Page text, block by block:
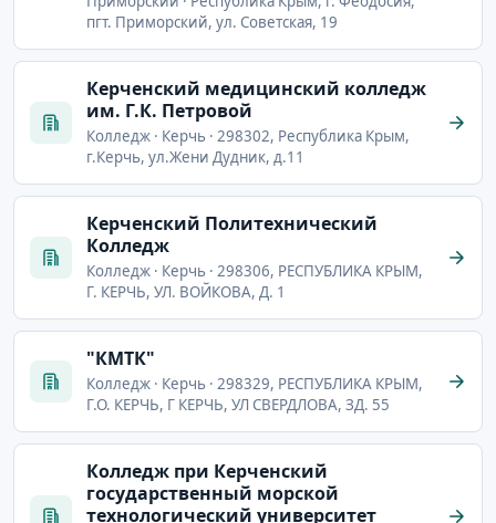
пгт. Приморский, ул. Советская, 19
Керченский медицинский колледж
им. Г.К. Петровой
Колледж · Керчь · 298302, Республика Крым,
г.Керчь, ул.Жени Дудник, д.11
Керченский Политехнический
Колледж
Колледж · Керчь · 298306, РЕСПУБЛИКА КРЫМ,
Г. КЕРЧЬ, УЛ. ВОЙКОВА, Д. 1
"КМТК"
Колледж · Керчь · 298329, РЕСПУБЛИКА КРЫМ,
Г.О. КЕРЧЬ, Г КЕРЧЬ, УЛ СВЕРДЛОВА, ЗД. 55
Колледж при Керченский
государственный морской
технологический университет